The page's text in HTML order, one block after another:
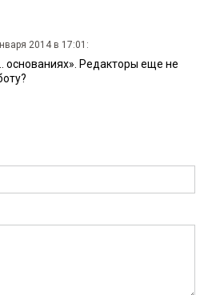
2014 в 17:01:
основаниях». Редакторы еще не